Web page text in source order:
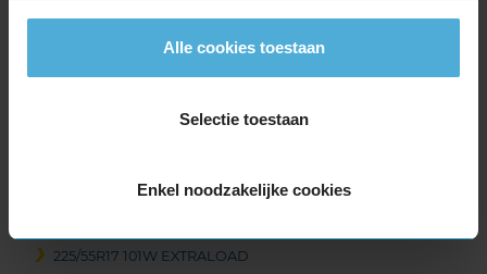
Alle cookies toestaan
Selectie toestaan
Enkel noodzakelijke cookies
215/45R17 91W EXTRALOAD
225/45R17 94Y EXTRALOAD
225/55R17 101W EXTRALOAD